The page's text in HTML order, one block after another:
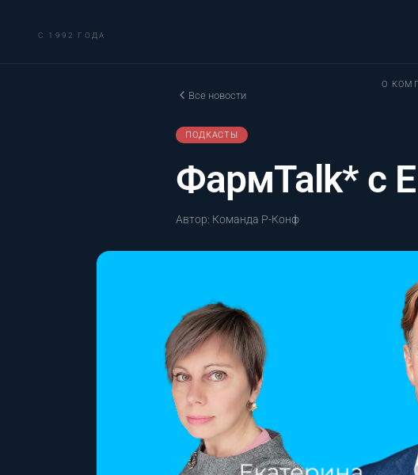
С 1992 ГОДА
О
Все новости
ПОДКАСТЫ
ФармTalk* с
Автор: Команда Р-Конф